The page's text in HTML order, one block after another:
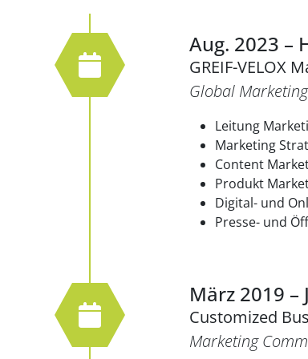
Aug. 2023 –
GREIF-VELOX
Global
Leitung
Marketing
Content
Produkt
Digital- und
Presse- und
März 2019 –
Customized
Marketing